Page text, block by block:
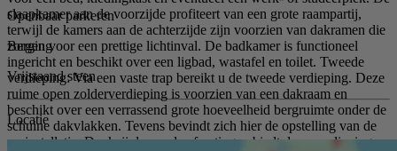
slaapkamer aan de voorzijde profiteert van een grote raampartij,
terwijl de kamers aan de achterzijde zijn voorzien van dakramen die
zorgen voor een prettige lichtinval. De badkamer is functioneel
ingericht en beschikt over een ligbad, wastafel en toilet. Tweede
verdieping: Via een vaste trap bereikt u de tweede verdieping. Deze
ruime open zolderverdieping is voorzien van een dakraam en
beschikt over een verrassend grote hoeveelheid bergruimte onder de
schuine dakvlakken. Tevens bevindt zich hier de opstelling van de
cv-installatie. Dankzij de royale afmetingen biedt deze verdieping
Openbaar parkeren
Berging
Vrijstaand steen
Locatie